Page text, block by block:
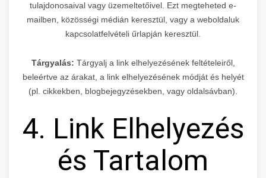
tulajdonosaival vagy üzemeltetőivel. Ezt megteheted e-
mailben, közösségi médián keresztül, vagy a weboldaluk
kapcsolatfelvételi űrlapján keresztül.
Tárgyalás: Tárgyalj a link elhelyezésének feltételeiről,
beleértve az árakat, a link elhelyezésének módját és helyét
(pl. cikkekben, blogbejegyzésekben, vagy oldalsávban).
4. Link Elhelyezés
és Tartalom